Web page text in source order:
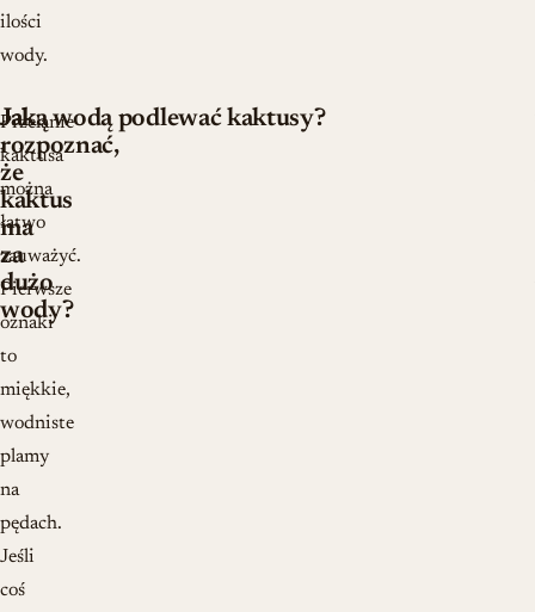
ilości
wody.
Jak
rozpoznać,
że
kaktus
ma
za
dużo
wody?
Przelanie
kaktusa
można
łatwo
zauważyć.
Pierwsze
oznaki
to
miękkie,
wodniste
plamy
na
pędach.
Jeśli
coś
Jaką wodą podlewać kaktusy?